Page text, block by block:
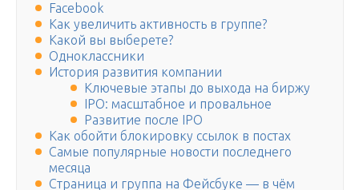
Facebook
Как увеличить активность в группе?
Какой вы выберете?
Одноклассники
История развития компании
Ключевые этапы до выхода на биржу
IPO: масштабное и провальное
Развитие после IPO
Как обойти блокировку ссылок в постах
Самые популярные новости последнего
месяца
Страница и группа на Фейсбуке — в чём